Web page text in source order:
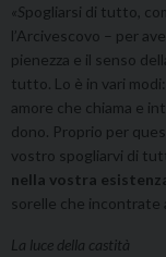
«Spogliarsi di tutto,
l’Arcivescovo – per
pienezza e il senso
tutto. Lo è in vari
amore che chiama e
dono. Proprio per
vostro spogliarvi di
nella vostra
sorelle che incontrate
La luce della castità